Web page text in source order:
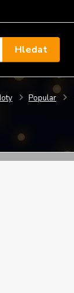
Hledat
Popular